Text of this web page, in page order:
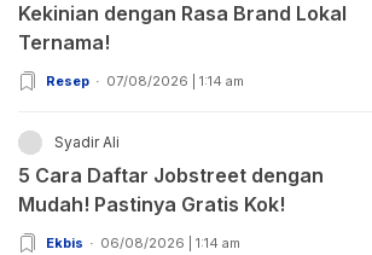
Kekinian dengan Rasa Brand Lokal
Ternama!
Resep 07/08/2026 | 1:14 am
Syadir Ali
5 Cara Daftar Jobstreet dengan
Mudah! Pastinya Gratis Kok!
Ekbis 06/08/2026 | 1:14 am